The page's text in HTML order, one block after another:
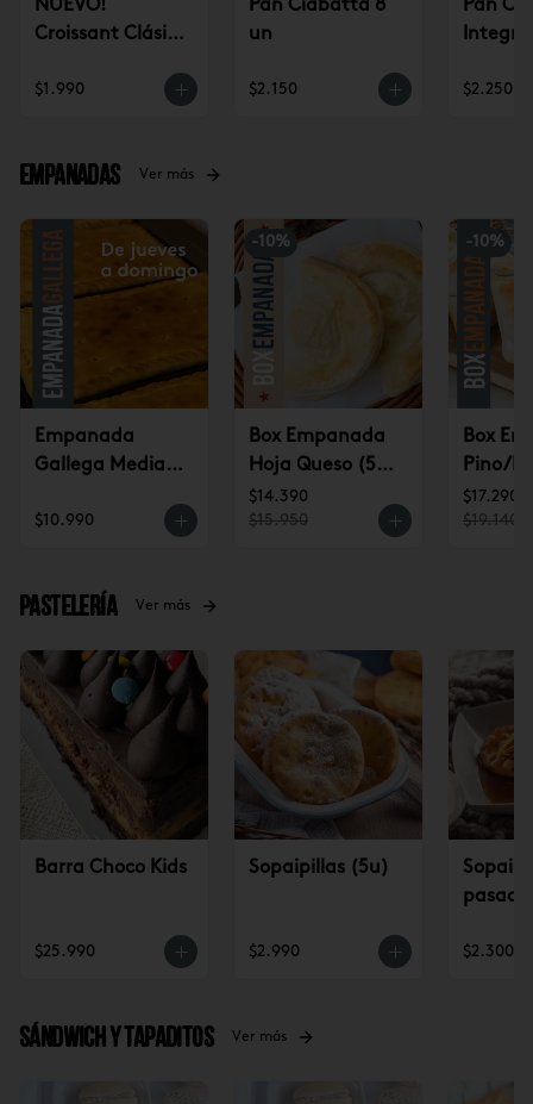
NUEVO!
Croissant Clásico
$1.990
Pan Ciabatta 8
un
$2.150
Pan
$2.250
Empanadas Ver más
Empanada
Gallega Mediana
domingo)
$10.990
-10%
Box Empanada
Hoja Queso (5u)
$14.390
$14.390
$15.950
-10%
Box
Pino/
(6u)
$17.290
$19.140
Pastelería Ver más
Barra Choco Kids
$25.990
Sopaipillas (5u)
$2.990 $2.300
Sándwich y tapaditos Ver más